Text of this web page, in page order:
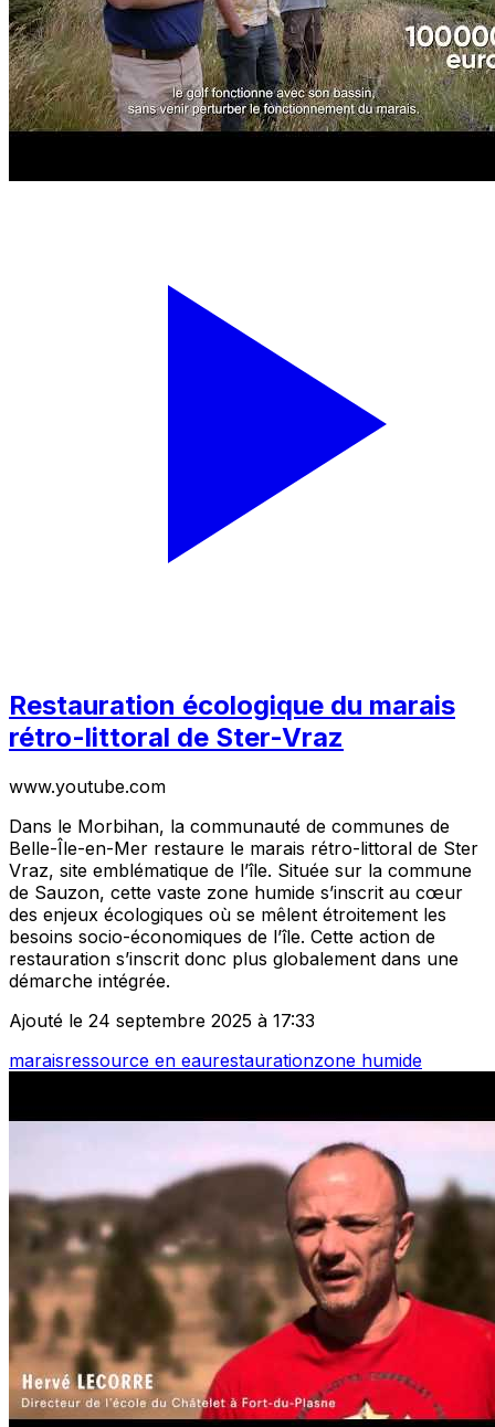
Restauration écologique du marais
rétro-littoral de Ster-Vraz
www.youtube.com
Dans le Morbihan, la communauté de communes de
Belle-Île-en-Mer restaure le marais rétro-littoral de Ster
Vraz, site emblématique de l’île. Située sur la commune
de Sauzon, cette vaste zone humide s’inscrit au cœur
des enjeux écologiques où se mêlent étroitement les
besoins socio-économiques de l’île. Cette action de
restauration s’inscrit donc plus globalement dans une
démarche intégrée.
Ajouté le 24 septembre 2025 à 17:33
maraisressource en eaurestaurationzone humide